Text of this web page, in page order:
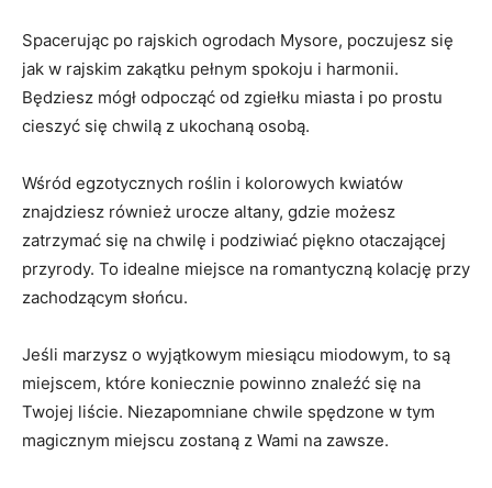
Spacerując po rajskich ogrodach Mysore,‌ poczujesz się‌
jak w rajskim zakątku pełnym spokoju i⁤ harmonii.
Będziesz mógł odpocząć od zgiełku miasta i po⁤ prostu
cieszyć się chwilą z ukochaną osobą.
Wśród egzotycznych ⁣roślin i kolorowych kwiatów
znajdziesz również urocze altany, gdzie możesz
zatrzymać się na chwilę i podziwiać piękno otaczającej
przyrody. To ⁣idealne miejsce na romantyczną kolację‍ przy
zachodzącym słońcu.
Jeśli marzysz o ⁤wyjątkowym miesiącu miodowym, to są
miejscem, które koniecznie powinno znaleźć się na
Twojej liście. Niezapomniane chwile spędzone w tym
magicznym miejscu zostaną z Wami na zawsze.